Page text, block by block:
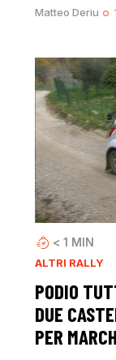
Matteo Deriu
< 1 MIN
ALTRI RALLY
PODIO
DUE
PER